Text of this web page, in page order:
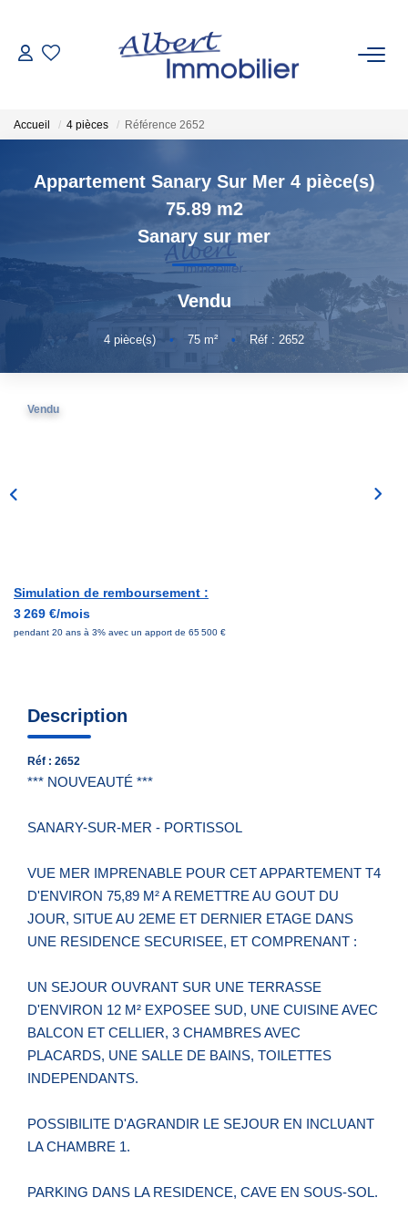
ESTIMATION
GESTION LOCATIVE
AGENCES
Qui Sommes-Nous
Accueil 4 pièces Référence 2652
Appartement Sanary Sur Mer 4 pièce(s)
75.89 m2
Sanary sur mer
Vendu
4 pièce(s) • 75 m² • Réf : 2652
Vendu
Simulation de remboursement :
3 269 €/mois
pendant 20 ans à 3% avec un apport de 65 500 €
Description
Réf : 2652
*** NOUVEAUTÉ ***
SANARY-SUR-MER - PORTISSOL
VUE MER IMPRENABLE POUR CET APPARTEMENT T4
D'ENVIRON 75,89 M² A REMETTRE AU GOUT DU
JOUR, SITUE AU 2EME ET DERNIER ETAGE DANS
UNE RESIDENCE SECURISEE, ET COMPRENANT :
UN SEJOUR OUVRANT SUR UNE TERRASSE
D'ENVIRON 12 M² EXPOSEE SUD, UNE CUISINE AVEC
BALCON ET CELLIER, 3 CHAMBRES AVEC
PLACARDS, UNE SALLE DE BAINS, TOILETTES
INDEPENDANTS.
POSSIBILITE D'AGRANDIR LE SEJOUR EN INCLUANT
LA CHAMBRE 1.
PARKING DANS LA RESIDENCE, CAVE EN SOUS-SOL.